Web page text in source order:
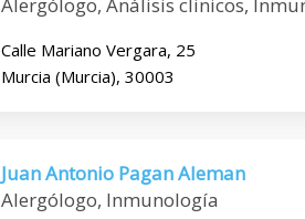
Calle Mariano Vergara, 25
Murcia (Murcia), 30003
Juan Antonio Pagan Aleman
Alergólogo, Inmunología